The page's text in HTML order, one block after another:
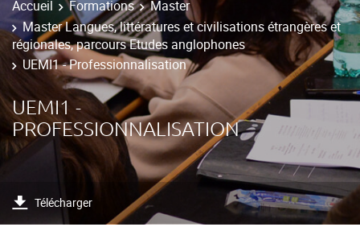
Accueil Formations
Master
Master Langues, littératures et civilisations étrangères et
régionales, parcours Etudes anglophones
UEMI1 - Professionnalisation
UEMI1 -
PROFESSIONNALISATION
Télécharger